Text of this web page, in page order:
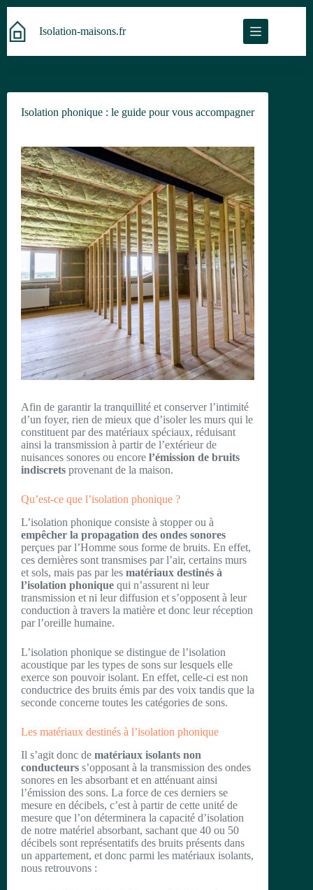
au
contenu
Isolation-maisons.fr
Isolation phonique : le guide pour vous accompagner
Afin de garantir la tranquillité et conserver l’intimité
d’un foyer, rien de mieux que d’isoler les murs qui le
constituent par des matériaux spéciaux, réduisant
ainsi la transmission à partir de l’extérieur de
nuisances sonores ou encore l’émission de bruits
indiscrets provenant de la maison.
Qu’est-ce que l’isolation phonique ?
L’isolation phonique consiste à stopper ou à
empêcher la propagation des ondes sonores
perçues par l’Homme sous forme de bruits. En effet,
ces dernières sont transmises par l’air, certains murs
et sols, mais pas par les matériaux destinés à
l’isolation phonique qui n’assurent ni leur
transmission et ni leur diffusion et s’opposent à leur
conduction à travers la matière et donc leur réception
par l’oreille humaine.
L’isolation phonique se distingue de l’isolation
acoustique par les types de sons sur lesquels elle
exerce son pouvoir isolant. En effet, celle-ci est non
conductrice des bruits émis par des voix tandis que la
seconde concerne toutes les catégories de sons.
Les matériaux destinés à l’isolation phonique
Il s’agit donc de matériaux isolants non
conducteurs s’opposant à la transmission des ondes
sonores en les absorbant et en atténuant ainsi
l’émission des sons. La force de ces derniers se
mesure en décibels, c’est à partir de cette unité de
mesure que l’on déterminera la capacité d’isolation
de notre matériel absorbant, sachant que 40 ou 50
décibels sont représentatifs des bruits présents dans
un appartement, et donc parmi les matériaux isolants,
nous retrouvons :